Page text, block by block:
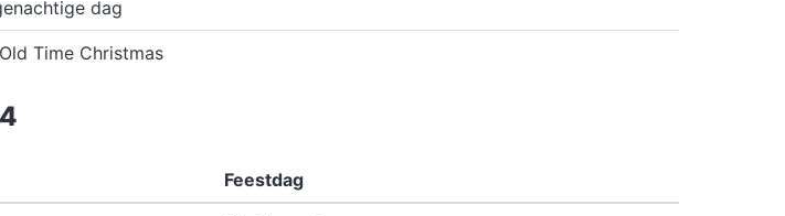
dag
Time Christmas
Feestdag